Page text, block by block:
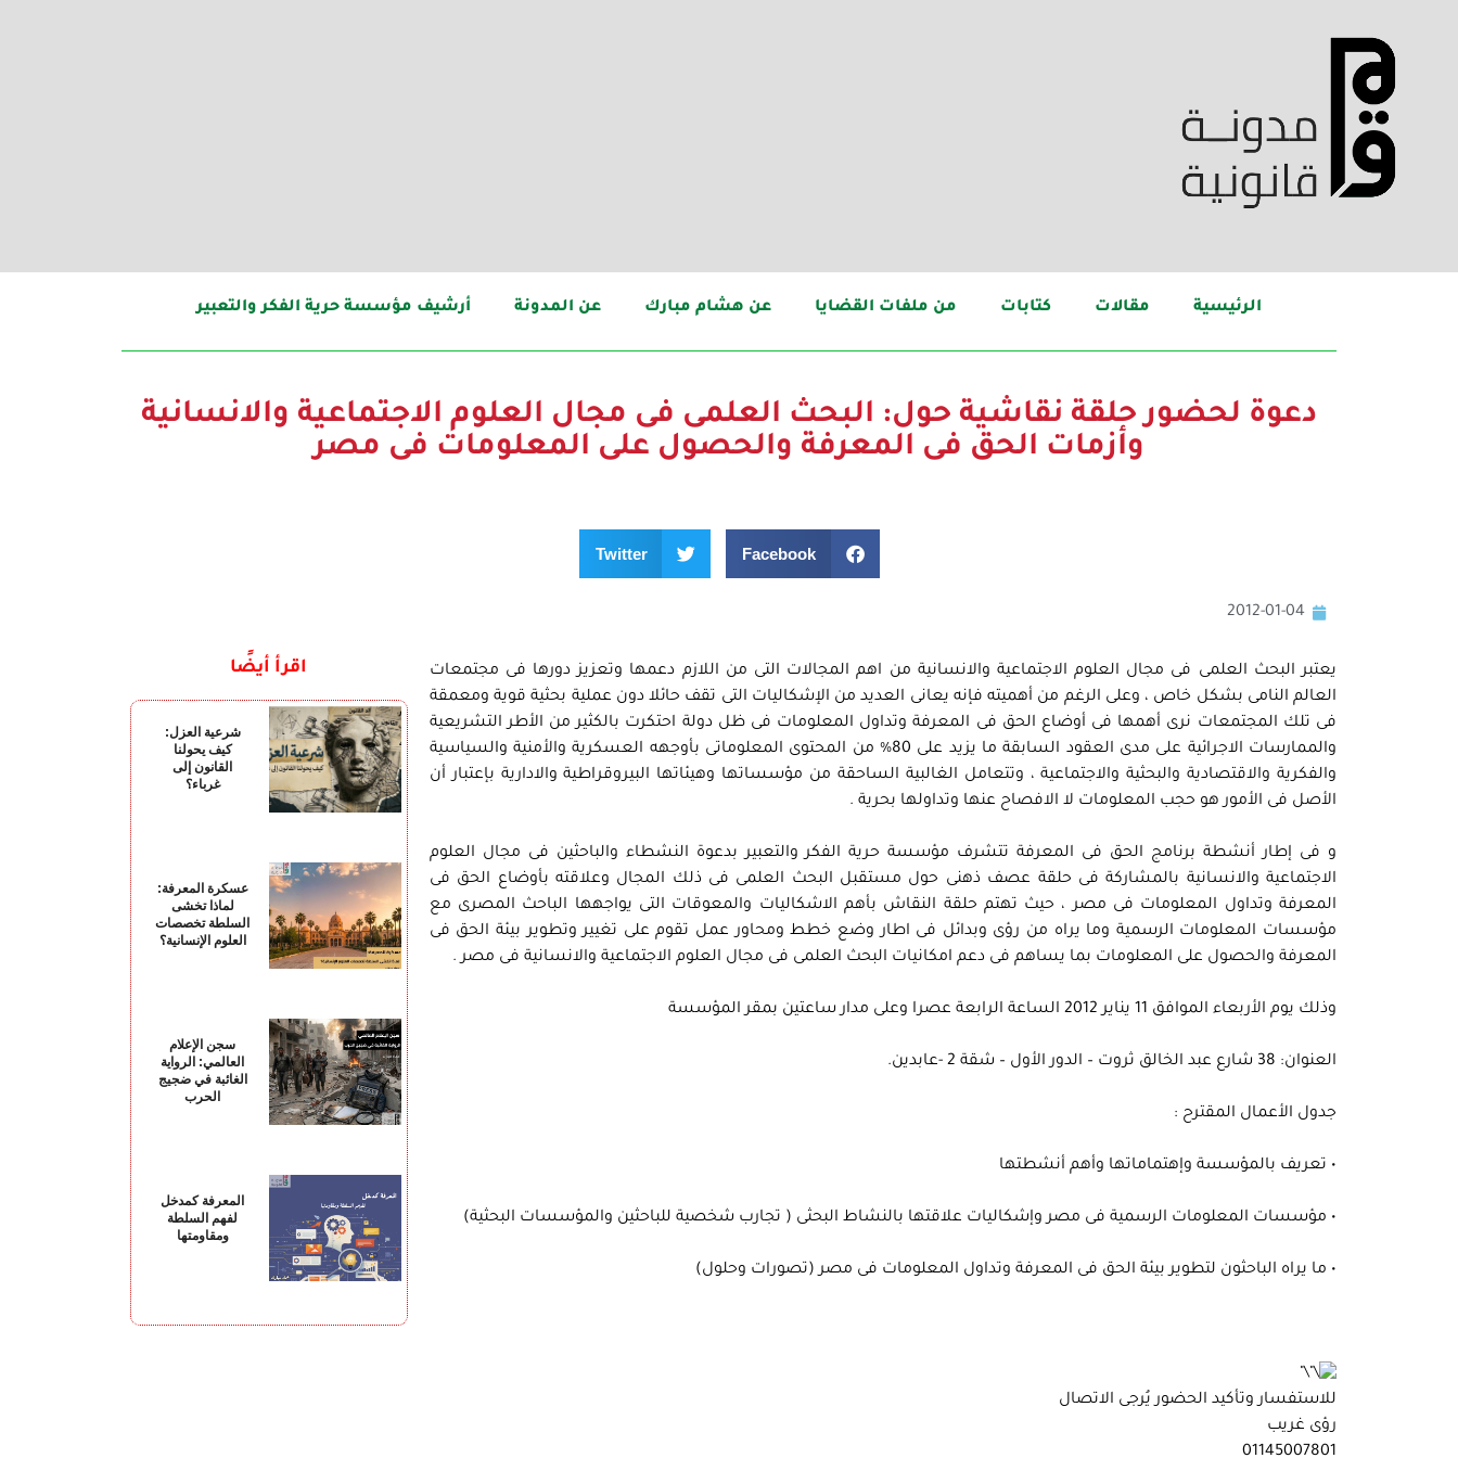
الرئيسية مقالات كتابات من ملفات القضايا عن هشام مبارك عن المدونة أرشيف مؤسسة حرية الفكر والتعبير
دعوة لحضور حلقة نقاشية حول: البحث العلمى فى مجال العلوم الاجتماعية والانسانية
وأزمات الحق فى المعرفة والحصول على المعلومات فى مصر
Facebook
Twitter
2012-01-04
يعتبر البحث العلمى فى مجال العلوم الاجتماعية والانسانية من اهم المجالات التى من اللازم دعمها وتعزيز دورها فى مجتمعات
العالم النامى بشكل خاص ، وعلى الرغم من أهميته فإنه يعانى العديد من الإشكاليات التى تقف حائلا دون عملية بحثية قوية ومعمقة
فى تلك المجتمعات نرى أهمها فى أوضاع الحق فى المعرفة وتداول المعلومات فى ظل دولة احتكرت بالكثير من الأطر التشريعية
والممارسات الاجرائية على مدى العقود السابقة ما يزيد على 80% من المحتوى المعلوماتى بأوجهه العسكرية والأمنية والسياسية
والفكرية والاقتصادية والبحثية والاجتماعية ، وتتعامل الغالبية الساحقة من مؤسساتها وهيئاتها البيروقراطية والادارية بإعتبار أن
الأصل فى الأمور هو حجب المعلومات لا الافصاح عنها وتداولها بحرية .
و فى إطار أنشطة برنامج الحق فى المعرفة تتشرف مؤسسة حرية الفكر والتعبير بدعوة النشطاء والباحثين فى مجال العلوم
الاجتماعية والانسانية بالمشاركة فى حلقة عصف ذهنى حول مستقبل البحث العلمى فى ذلك المجال وعلاقته بأوضاع الحق فى
المعرفة وتداول المعلومات فى مصر ، حيث تهتم حلقة النقاش بأهم الاشكاليات والمعوقات التى يواجهها الباحث المصرى مع
مؤسسات المعلومات الرسمية وما يراه من رؤى وبدائل فى اطار وضع خطط ومحاور عمل تقوم على تغيير وتطوير بيئة الحق فى
المعرفة والحصول على المعلومات بما يساهم فى دعم امكانيات البحث العلمى فى مجال العلوم الاجتماعية والانسانية فى مصر .
وذلك يوم الأربعاء الموافق 11 يناير 2012 الساعة الرابعة عصرا وعلى مدار ساعتين بمقر المؤسسة
العنوان: 38 شارع عبد الخالق ثروت – الدور الأول – شقة 2 -عابدين.
جدول الأعمال المقترح :
• تعريف بالمؤسسة وإهتماماتها وأهم أنشطتها
• مؤسسات المعلومات الرسمية فى مصر وإشكاليات علاقتها بالنشاط البحثى ( تجارب شخصية للباحثين والمؤسسات البحثية)
• ما يراه الباحثون لتطوير بيئة الحق فى المعرفة وتداول المعلومات فى مصر (تصورات وحلول)
للاستفسار وتأكيد الحضور يُرجى الاتصال
رؤى غريب
01145007801
اقرأ أيضًا
شرعية العزل:
كيف يحولنا
القانون إلى
غرباء؟
عسكرة المعرفة:
لماذا تخشى
السلطة تخصصات
العلوم الإنسانية؟
سجن الإعلام
العالمي: الرواية
الغائبة في ضجيج
الحرب
المعرفة كمدخل
لفهم السلطة
ومقاومتها